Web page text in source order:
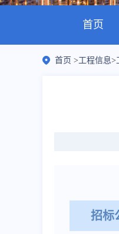
首页
首页 >工程信息>
招标